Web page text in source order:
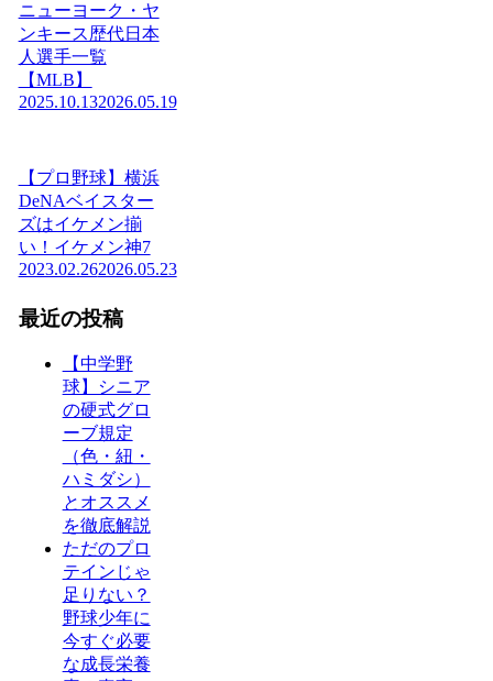
ニューヨーク・ヤ
ンキース歴代日本
人選手一覧
【MLB】
2025.10.132026.05.19
【プロ野球】横浜
DeNAベイスター
ズはイケメン揃
い！イケメン神7
2023.02.262026.05.23
最近の投稿
【中学野
球】シニア
の硬式グロ
ーブ規定
（色・紐・
ハミダシ）
とオススメ
を徹底解説
ただのプロ
テインじゃ
足りない？
野球少年に
今すぐ必要
な成長栄養